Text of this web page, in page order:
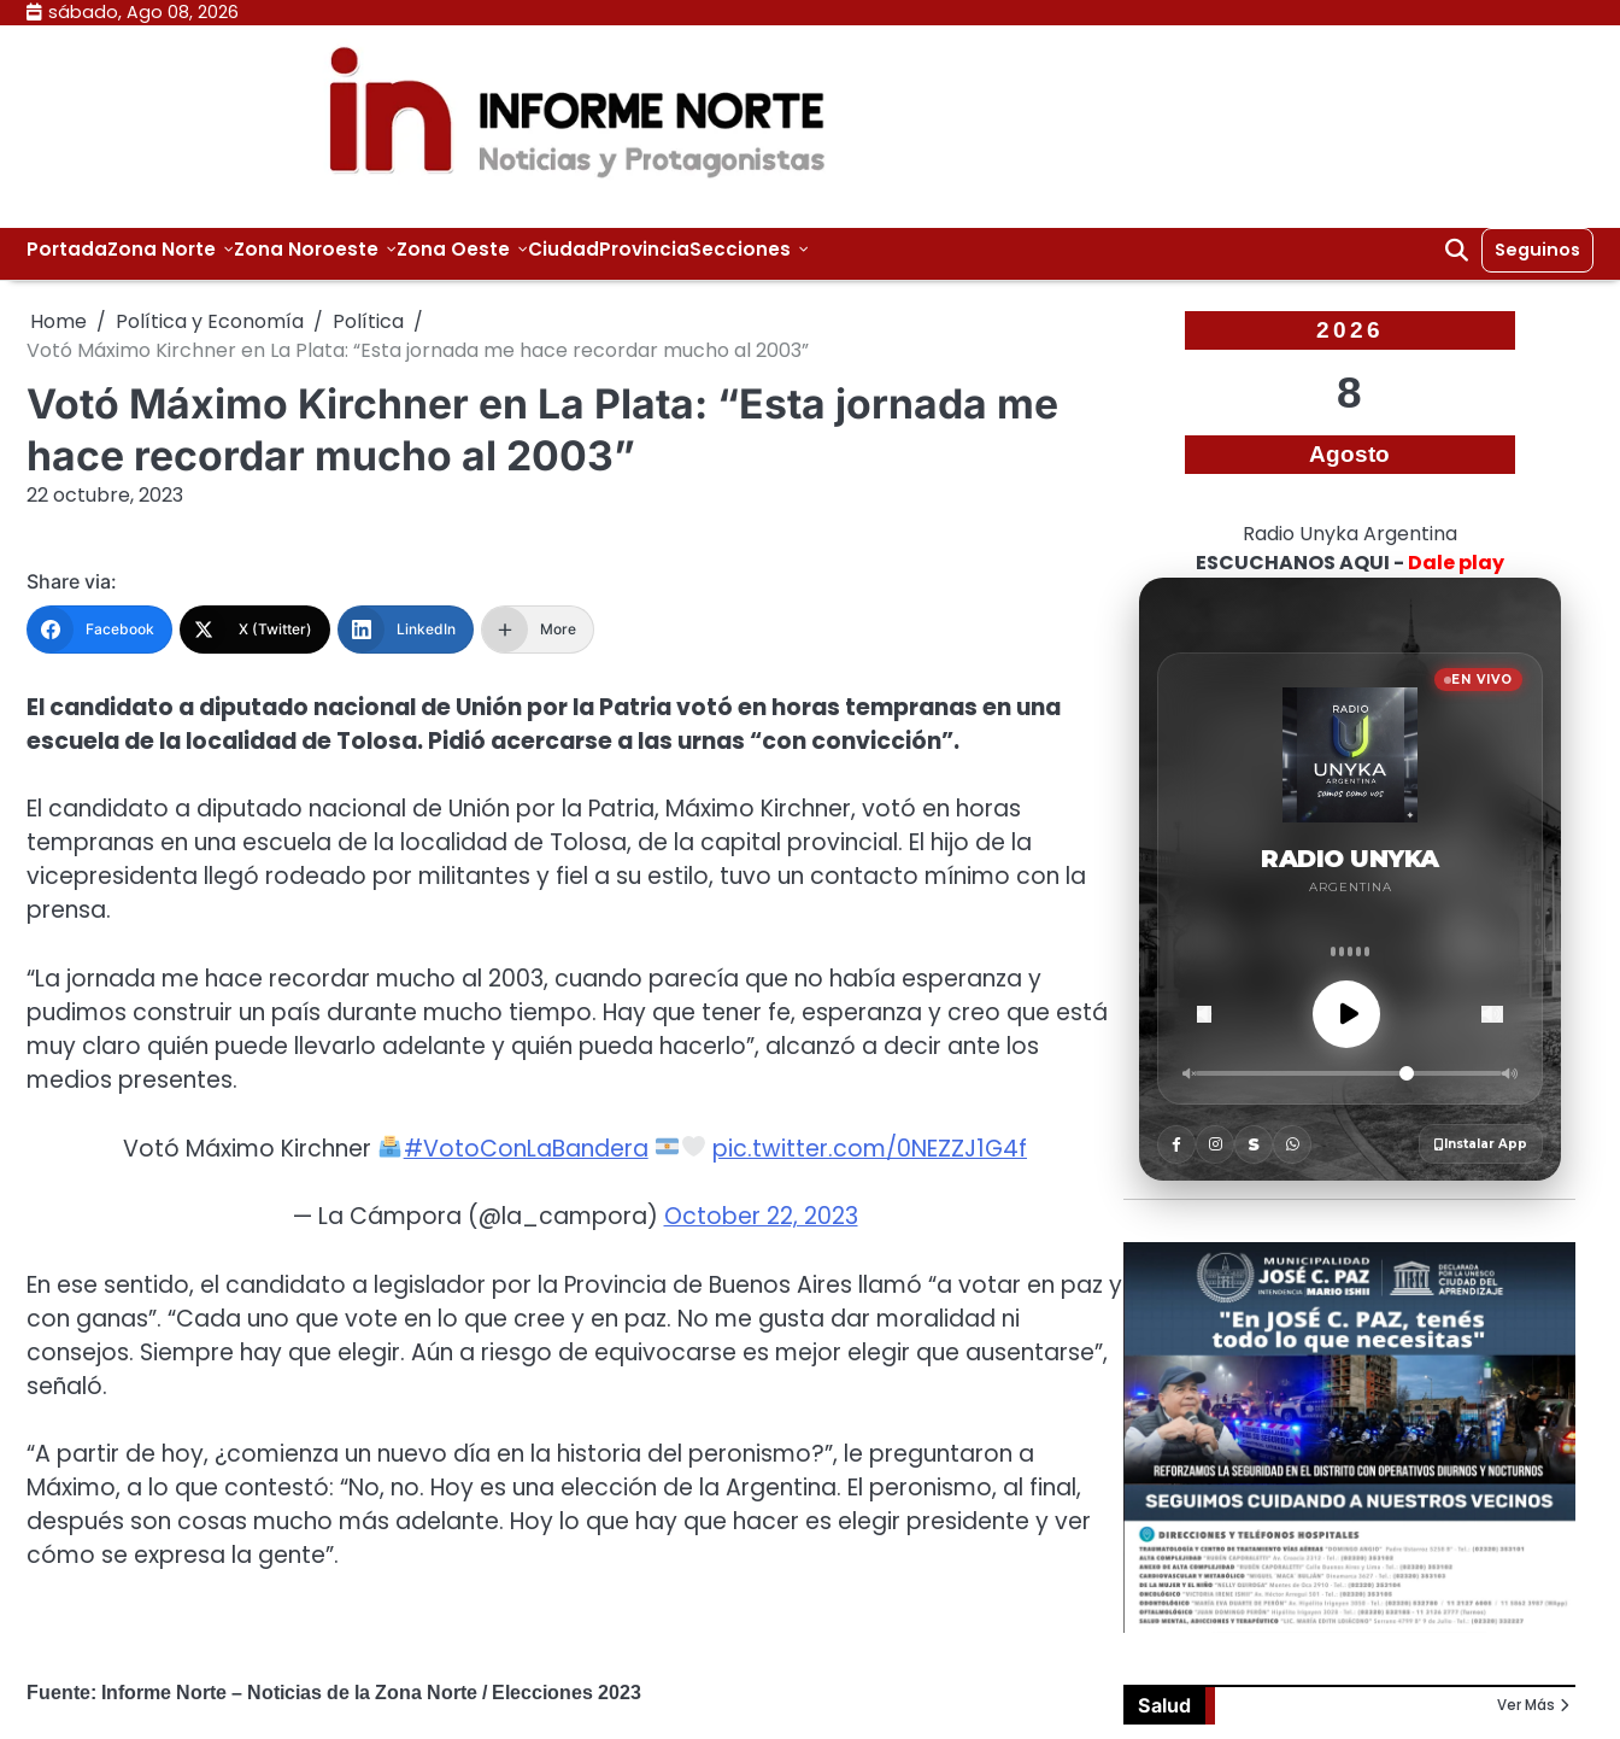
Skip sábado, Ago 08, 2026
PortadaZona Norte Zona Noroeste Zona Oeste CiudadProvinciaSecciones Seguinos
Home Política y Economía
Política
Votó Máximo Kirchner en La Plata: “Esta jornada me hace recordar mucho al 2003”
Votó Máximo Kirchner en La Plata: “Esta jornada me
hace recordar mucho al 2003”
22 octubre, 2023
Share via:
Facebook X (Twitter) LinkedIn More
El candidato a diputado nacional de Unión por la Patria votó en horas tempranas en una
escuela de la localidad de Tolosa. Pidió acercarse a las urnas “con convicción”.
El candidato a diputado nacional de Unión por la Patria, Máximo Kirchner, votó en horas
tempranas en una escuela de la localidad de Tolosa, de la capital provincial. El hijo de la
vicepresidenta llegó rodeado por militantes y fiel a su estilo, tuvo un contacto mínimo con la
prensa.
“La jornada me hace recordar mucho al 2003, cuando parecía que no había esperanza y
pudimos construir un país durante mucho tiempo. Hay que tener fe, esperanza y creo que está
muy claro quién puede llevarlo adelante y quién pueda hacerlo”, alcanzó a decir ante los
medios presentes.
Votó Máximo Kirchner #VotoConLaBandera pic.twitter.com/0NEZZJ1G4f
— La Cámpora (@la_campora) October 22, 2023
En ese sentido, el candidato a legislador por la Provincia de Buenos Aires llamó “a votar en paz y
con ganas”. “Cada uno que vote en lo que cree y en paz. No me gusta dar moralidad ni
consejos. Siempre hay que elegir. Aún a riesgo de equivocarse es mejor elegir que ausentarse”,
señaló.
“A partir de hoy, ¿comienza un nuevo día en la historia del peronismo?”, le preguntaron a
Máximo, a lo que contestó: “No, no. Hoy es una elección de la Argentina. El peronismo, al final,
después son cosas mucho más adelante. Hoy lo que hay que hacer es elegir presidente y ver
cómo se expresa la gente”.
Fuente: Informe Norte – Noticias de la Zona Norte / Elecciones 2023
2026
8
Agosto
Radio Unyka Argentina
ESCUCHANOS AQUI - Dale play
Salud Ver Más